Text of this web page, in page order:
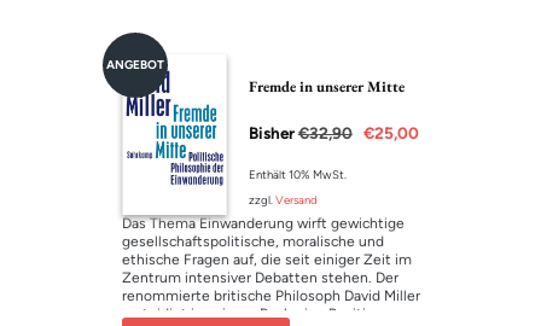
»Us« und »Them«. Vor dem Hintergrund einer
im postsowjetischen Russland verbrachten
Jugend beschreibt Masha Gessen das Versagen
von Institutionen, Medien und Opposition und
das Ende der Würde in der US-amerikanischen
Politik. Das Buch ist eine messerscharfe und
schonungslose Analyse, wie Autokratien
entstehen, eine Anleitung zum Widerstand –
und ein Handbuch für den Wiederaufbau der
Zivilgesellschaft in einem Land, das auch nach
einer Abwahl Trumps nicht zur Tagesordnung
übergehen kann. »Das platonische Ideal eines
Anti-Trump-Buchs.« The Washington Post
»Eine unverzichtbare Stimme in der heutigen
Zeit.« Timothy Snyder, Autor von »Über
Tyrannei. 20 Lektionen für den Widerstand«
ANGEBOT
Fremde in unserer Mitte
Bisher€32,90 €25,00
Enthält 10% MwSt.
zzgl. Versand
Das Thema Einwanderung wirft gewichtige
gesellschaftspolitische, moralische und
ethische Fragen auf, die seit einiger Zeit im
Zentrum intensiver Debatten stehen. Der
renommierte britische Philosoph David Miller
verteidigt in seinem Buch eine Position